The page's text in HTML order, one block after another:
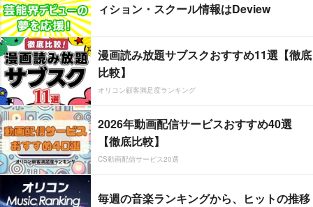
ィション・スクール情報はDeview
漫画読み放題サブスクおすすめ11選【徹底
比較】
オリコン顧客満足度ランキング
2026年動画配信サービスおすすめ40選
【徹底比較】
CS動画配信サービス20選
毎週の音楽ランキングから、ヒットの推移